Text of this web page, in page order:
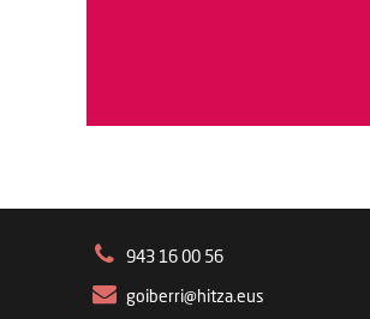
943 16 00 56
goiberri@hitza.eus